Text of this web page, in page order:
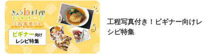
工程写真付き！ビギナー向けレ
シピ特集